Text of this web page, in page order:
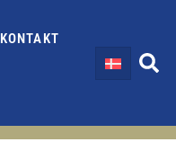
KONTAKT